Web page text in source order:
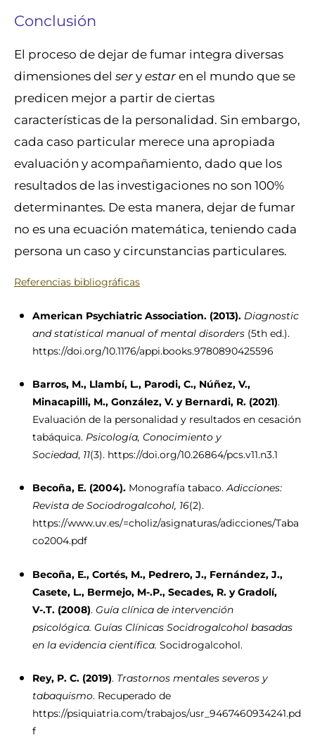
Conclusión
El proceso de dejar de fumar integra diversas
dimensiones del seryestaren el mundo que se
predicen mejor a partir de ciertas
características de la personalidad. Sin embargo,
cada caso particular merece una apropiada
evaluación y acompañamiento, dado que los
resultados de las investigaciones no son 100%
determinantes. De esta manera, dejar de fumar
no es una ecuación matemática, teniendo cada
persona un caso y circunstancias particulares.
Referencias bibliográficas
American Psychiatric Association. (2013). Diagnostic
and statistical manual of mental disorders (5th ed.).
https://doi.org/10.1176/appi.books.9780890425596
Barros, M., Llambí, L., Parodi, C., Núñez, V.,
Minacapilli, M., González, V. y Bernardi, R. (2021).
Evaluación de la personalidad y resultados en cesación
tabáquica. Psicología, Conocimiento y
Sociedad, 11(3). https://doi.org/10.26864/pcs.v11.n3.1
Becoña, E. (2004). Monografía tabaco. Adicciones:
Revista de Sociodrogalcohol, 16(2).
https://www.uv.es/=choliz/asignaturas/adicciones/Taba
co2004.pdf
Becoña, E., Cortés, M., Pedrero, J., Fernández, J.,
Casete, L., Bermejo, M-.P., Secades, R. y Gradolí,
V-.T. (2008). Guía clínica de intervención
psicológica. Guías Clínicas Socidrogalcohol basadas
en la evidencia científica. Socidrogalcohol.
Rey, P. C. (2019). Trastornos mentales severos y
tabaquismo. Recuperado de
https://psiquiatria.com/trabajos/usr_9467460934241.pd
f